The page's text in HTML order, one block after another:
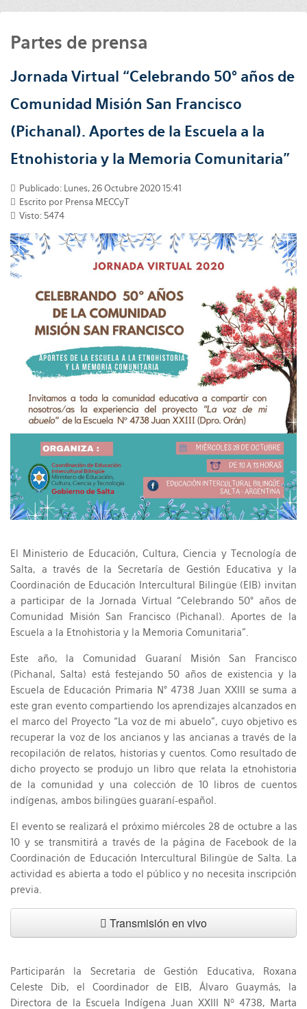
Partes de prensa
Jornada Virtual “Celebrando 50° años de
Comunidad Misión San Francisco
(Pichanal). Aportes de la Escuela a la
Etnohistoria y la Memoria Comunitaria”
Publicado: Lunes, 26 Octubre 2020 15:41
Escrito por Prensa MECCyT
Visto: 5474
El Ministerio de Educación, Cultura, Ciencia y Tecnología de
Salta, a través de la Secretaría de Gestión Educativa y la
Coordinación de Educación Intercultural Bilingüe (EIB) invitan
a participar de la Jornada Virtual “Celebrando 50° años de
Comunidad Misión San Francisco (Pichanal). Aportes de la
Escuela a la Etnohistoria y la Memoria Comunitaria”.
Este año, la Comunidad Guaraní Misión San Francisco
(Pichanal, Salta) está festejando 50 años de existencia y la
Escuela de Educación Primaria N° 4738 Juan XXIII se suma a
este gran evento compartiendo los aprendizajes alcanzados en
el marco del Proyecto “La voz de mi abuelo”, cuyo objetivo es
recuperar la voz de los ancianos y las ancianas a través de la
recopilación de relatos, historias y cuentos. Como resultado de
dicho proyecto se produjo un libro que relata la etnohistoria
de la comunidad y una colección de 10 libros de cuentos
indígenas, ambos bilingües guaraní-español.
El evento se realizará el próximo miércoles 28 de octubre a las
10 y se transmitirá a través de la página de Facebook de la
Coordinación de Educación Intercultural Bilingüe de Salta. La
actividad es abierta a todo el público y no necesita inscripción
previa.
Transmisión en vivo
Participarán la Secretaria de Gestión Educativa, Roxana
Celeste Dib, el Coordinador de EIB, Álvaro Guaymás, la
Directora de la Escuela Indígena Juan XXIII Nº 4738, Marta